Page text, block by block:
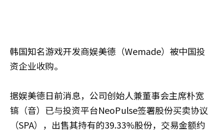
韩国知名游戏开发商娱美德（Wemade）被中国投
资企业收购。
据娱美德日前消息，公司创始人兼董事会主席朴宽
镐（音）已与投资平台NeoPulse签署股份买卖协议
（SPA），出售其持有的39.33%股份，交易金额约